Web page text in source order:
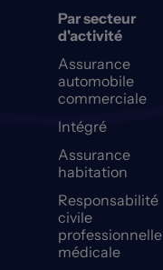
Par secteur
d'activité
Assurance
automobile
commerciale
Intégré
Assurance
habitation
Responsabilité
civile
professionnelle
médicale